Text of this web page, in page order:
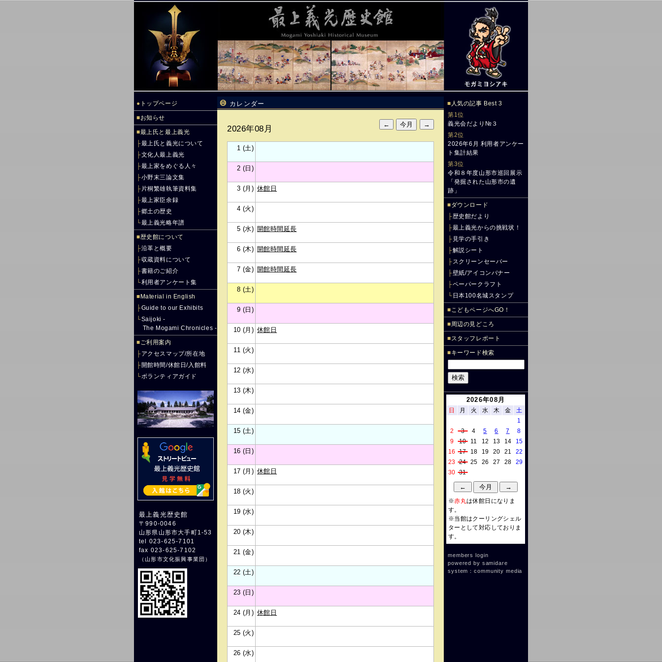
● トップページ
■お知らせ
■最上氏と最上義光
├最上氏と義光について
├文化人最上義光
├最上家をめぐる人々
├小野末三論文集
├ 片桐繁雄執筆資料集
├最上家臣余録
├郷土の歴史
└最上義光略年譜
■歴史館について
├沿革と概要
├収蔵資料について
├書籍のご紹介
└利用者アンケート集
■ Material in English
├Guide to our Exhibits
└Saijoki -
The Mogami Chronicles -
■ご利用案内
├アクセスマップ/所在地
├開館時間/休館日/入館料
└ボランティアガイド
最上義光歴史館
〒990-0046
山形県山形市大手町1-53
tel 023-625-7101
fax 023-625-7102
（山形市文化振興事業団 ）
カレンダー
2026年08月
1 (土)
2 (日)
3 (月) 休館日
4 (火)
5 (水) 開館時間延長
6 (木) 開館時間延長
7 (金) 開館時間延長
8 (土)
9 (日)
10 (月) 休館日
11 (火)
12 (水)
13 (木)
14 (金)
15 (土)
16 (日)
17 (月) 休館日
18 (火)
19 (水)
20 (木)
21 (金)
22 (土)
23 (日)
24 (月) 休館日
25 (火)
26 (水)
■ 人気の記事 Best 3
第1位
義光会だより№３
第2位
2026年6月 利用者アンケー
ト集計結果
第3位
令和８年度山形市巡回展示
「発掘された山形市の遺
跡」
■ダウンロード
├歴史館だより
├最上義光からの挑戦状！
├ 見学の手引き
├解説シート
├スクリーンセーバー
├壁紙/アイコンバナー
├ペーパークラフト
└ 日本100名城スタンプ
■こどもページへGO！
■周辺の見どころ
■スタッフレポート
■キーワード検索
2026年08月
日 月 火 水 木 金
土
1
2
3 4 5 6 7
8
9
10 11 12 13 14
15
16
17 18 19 20 21
22
23 24 25 26 27 28
29
30 31
※赤丸は休館日になりま
す。
※当館はクーリングシェル
ターとして対応しておりま
す。
members login
powered by samidare
system：community media